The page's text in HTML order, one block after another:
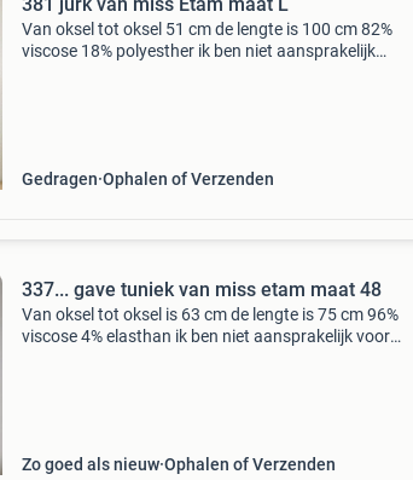
Van oksel tot oksel 51 cm de lengte is 100 cm 82%
viscose 18% polyesther ik ben niet aansprakelijk
Gedragen Ophalen of Verzenden
337... gave tuniek van miss etam maat 48
Van oksel tot oksel is 63 cm de lengte is 75 cm 96%
viscose 4% elasthan ik ben niet aansprakelijk voor
Zo goed als nieuw Ophalen of Verzenden